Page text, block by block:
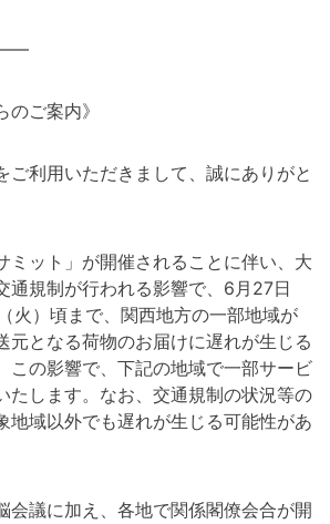
のご案内》
ご利用いただきまして、誠にありがと
ミット」が開催されることに伴い、大
通規制が行われる影響で、6月27日
火）頃まで、関西地方の一部地域が
元となる荷物のお届けに遅れが生じる
この影響で、下記の地域で一部サービ
たします。なお、交通規制の状況等の
地域以外でも遅れが生じる可能性があ
会議に加え、各地で関係閣僚会合が開